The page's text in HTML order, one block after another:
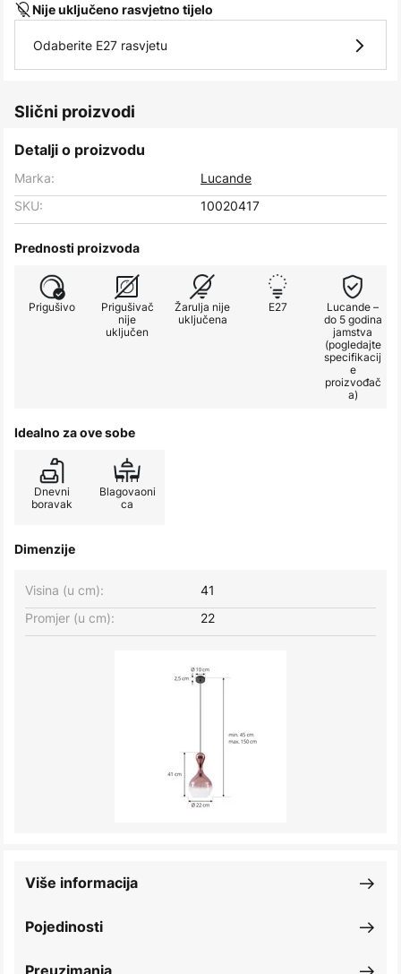
Nije uključeno rasvjetno tijelo
Odaberite E27 rasvjetu
Slični proizvodi
Detalji o proizvodu
Marka:
Lucande
SKU:
10020417
Prednosti proizvoda
Prigušivo
Prigušivač
nije
uključen
Žarulja nije
uključena
E27
Lucande –
do 5 godina
jamstva
(pogledajte
specifikacij
e
proizvođač
a)
Idealno za ove sobe
Dnevni
boravak
Blagovaoni
ca
Dimenzije
Visina (u cm):
41
Promjer (u cm):
22
Pojedinosti
Više informacija